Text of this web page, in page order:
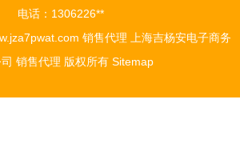
电话：1306226**
销售代理
上海吉杨安电子商务
销售代理 版权所有 Sitemap